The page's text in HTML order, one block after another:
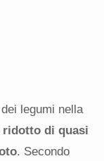
legumi nella
ridotto di quasi
. Secondo